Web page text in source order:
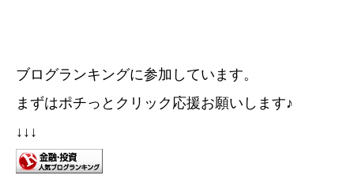
ブログランキングに参加しています。
まずはポチっとクリック応援お願いします♪
↓↓↓